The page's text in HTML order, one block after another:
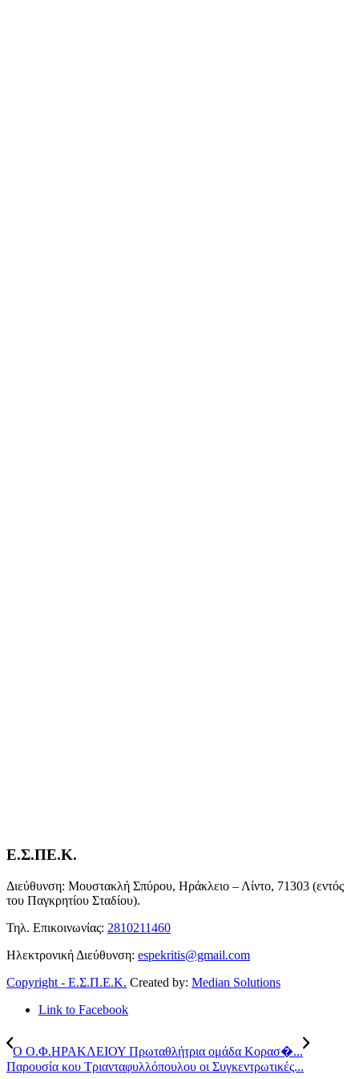
Ε.Σ.ΠΕ.Κ.
Διεύθυνση: Μουστακλή Σπύρου, Ηράκλειο – Λίντο, 71303 (εντός
του Παγκρητίου Σταδίου).
Τηλ. Επικοινωνίας: 2810211460
Ηλεκτρονική Διεύθυνση: espekritis@gmail.com
Copyright - Ε.Σ.Π.Ε.Κ. Created by: Median Solutions
Link to Facebook
Ο Ο.Φ.ΗΡΑΚΛΕΙΟΥ Πρωταθλήτρια ομάδα Κορασ�...
Παρουσία κου Τριανταφυλλόπουλου οι Συγκεντρωτικές...